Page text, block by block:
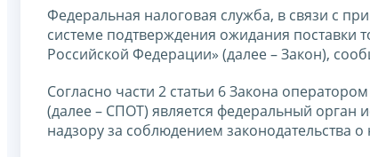
Федеральная налоговая служба, в связи с
системе подтверждения ожидания поставки
Российской Федерации» (далее – Закон),
Согласно части 2 статьи 6 Закона
(далее – СПОТ) является федеральный
надзору за соблюдением законодательства о